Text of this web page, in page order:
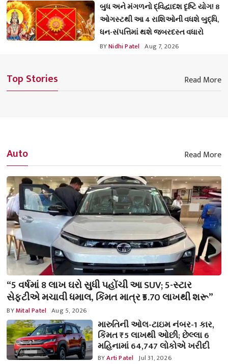
બુધ અને મંગળનો દ્વિદ્વાદશ દૃષ્ટિ યોગ! 8
ઓગસ્ટથી આ 4 રાશિઓની વધશે બુદ્ધિ,
ધન-સંપત્તિમાં થશે જબરદસ્ત વધારો
BYNidhi Patel Aug 7, 2026
Top Stories Read More
Auto Read More
“5 વર્ષમાં 8 લાખ ઘરો સુધી પહોંચી આ SUV; 5-સ્ટાર
સેફ્ટીએ મચાવી ધમાલ, કિંમત માત્ર ₹5.70 લાખથી શરૂ”
BYMital Patel Aug 5, 2026
મારુતિની ઓલ-ટાઇમ નંબર-1 કાર,
કિંમત ₹5 લાખથી ઓછી; છેલ્લા 6
મહિનામાં 64,747 લોકોએ ખરીદી
BYArti Patel Jul 31, 2026